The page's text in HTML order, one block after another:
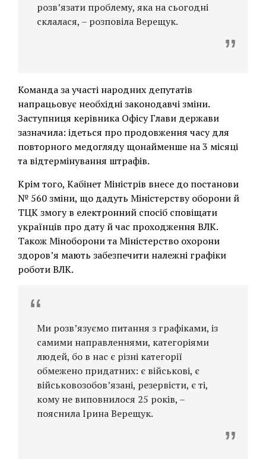
розв’язати проблему, яка на сьогодні
склалася, – розповіла Верещук.
Команда за участі народних депутатів
напрацьовує необхідні законодавчі зміни.
Заступниця керівника Офісу Глави держави
зазначила: ідеться про продовження часу для
повторного медогляду щонайменше на 3 місяці
та відтермінування штрафів.
Крім того, Кабінет Міністрів внесе до постанови
№ 560 зміни, що дадуть Міністерству оборони й
ТЦК змогу в електронний спосіб сповіщати
українців про дату й час проходження ВЛК.
Також Міноборони та Міністерство охорони
здоровʼя мають забезпечити належні графіки
роботи ВЛК.
Ми розв’язуємо питання з графіками, із
самими направленнями, категоріями
людей, бо в нас є різні категорії
обмежено придатних: є військові, є
військовозобов’язані, резервісти, є ті,
кому не виповнилося 25 років, –
пояснила Ірина Верещук.